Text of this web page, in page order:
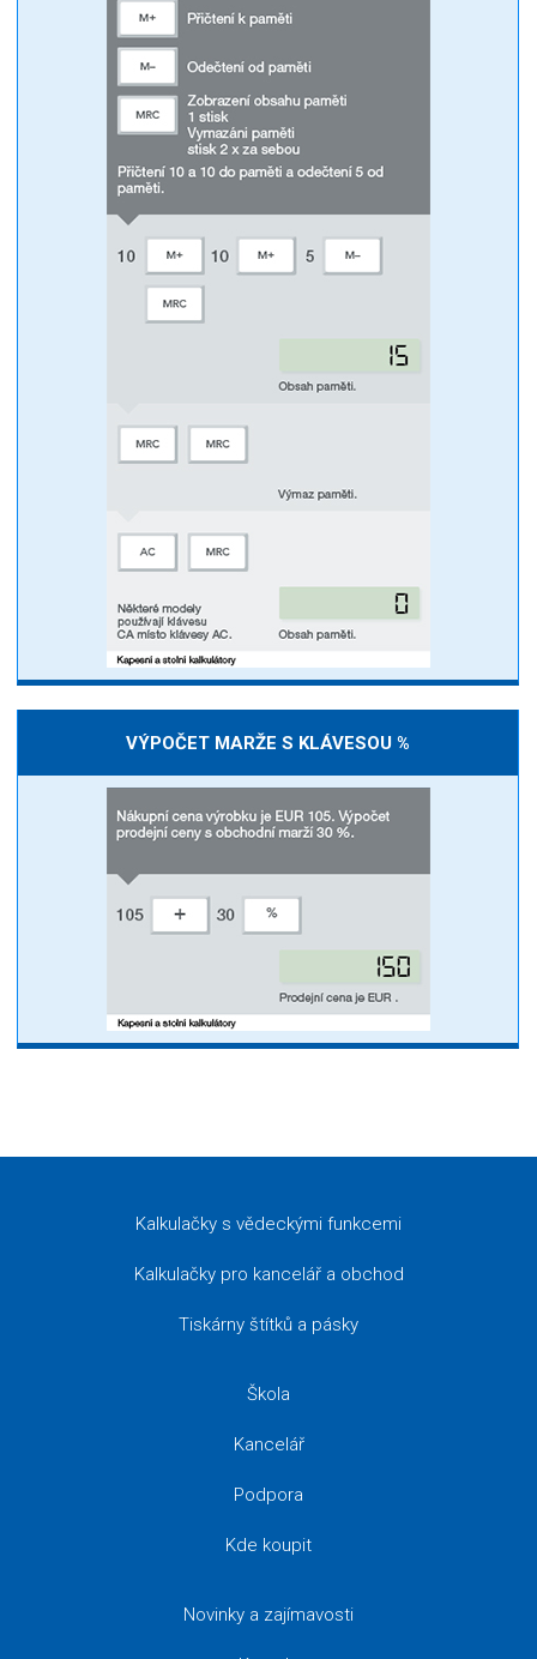
VÝPOČET MARŽE S KLÁVESOU %
Kalkulačky s vědeckými funkcemi
Kalkulačky pro kancelář a obchod
Tiskárny štítků a pásky
Škola
Kancelář
Podpora
Kde koupit
Novinky a zajímavosti